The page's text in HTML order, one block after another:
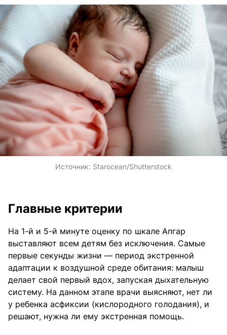
Источник: Starocean/Shutterstock
Главные критерии
На 1-й и 5-й минуте оценку по шкале Апгар
выставляют всем детям без исключения. Самые
первые секунды жизни — период экстренной
адаптации к воздушной среде обитания: малыш
делает свой первый вдох, запуская дыхательную
систему. На данном этапе врачи выясняют, нет ли
у ребенка асфиксии (кислородного голодания), и
решают, нужна ли ему экстренная помощь.